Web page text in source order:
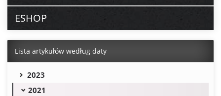
ESHOP
Lista artykułów według daty
2023
2021